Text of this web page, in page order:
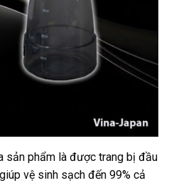
sản phẩm là được trang bị đầu
vệ sinh sạch đến 99% cả